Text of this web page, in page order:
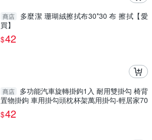
商店
多麼潔 珊瑚絨擦拭布30*30 布 擦拭【愛
買】
$42
商店
多功能汽車旋轉掛鉤1入 耐用雙掛勾 椅背
置物掛鉤 車用掛勾頭枕杯架萬用掛勾-輕居家70
06
$42